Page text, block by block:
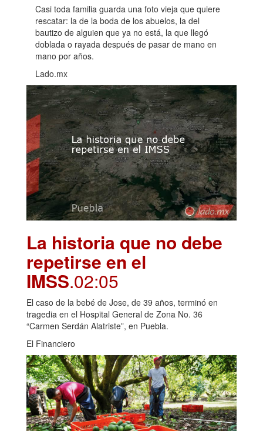
Casi toda familia guarda una foto vieja que quiere
rescatar: la de la boda de los abuelos, la del
bautizo de alguien que ya no está, la que llegó
doblada o rayada después de pasar de mano en
mano por años.
Lado.mx
La historia que no debe
repetirse en el
IMSS.02:05
El caso de la bebé de Jose, de 39 años, terminó en
tragedia en el Hospital General de Zona No. 36
“Carmen Serdán Alatriste”, en Puebla.
El Financiero